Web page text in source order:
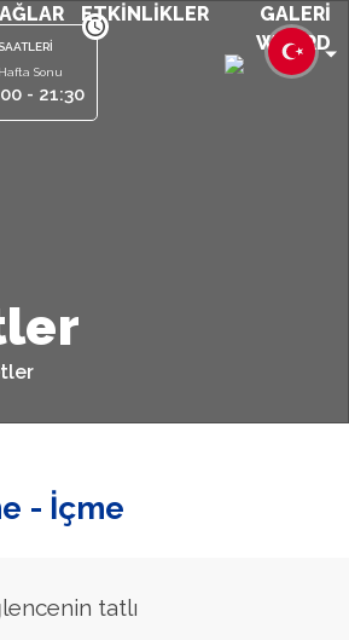
Hafta Sonu
- 21:30
ETKİNLİKLER
GALERİ
WCARD
- İçme
tatlı